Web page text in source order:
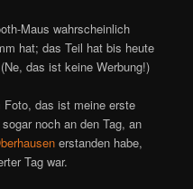
Maus wahrscheinlich
hat; das Teil hat bis heute
das ist keine Werbung!)
das ist meine erste
noch an den Tag, an
erstanden habe,
Tag war.